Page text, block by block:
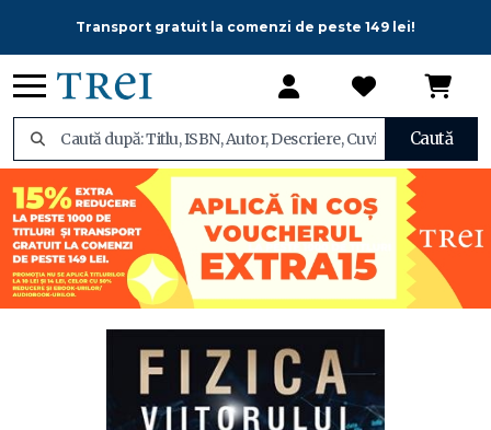
Transport gratuit la comenzi de peste 149 lei!
Caută